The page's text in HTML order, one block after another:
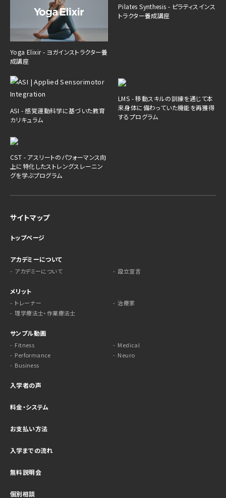
Yoga Elixir - ヨガインストラクター養
成講座
Pilates Synthesis - ピラティスインス
トラクター養成講座
ASI - 感覚運動科学に基づいた教育
カリキュラム
LMS - 移動スキルの訓練を通じて本
来身体に備わっていた機能を再獲得
するプログラム
CST - アスリートのパフォーマンス向
上に特化したストレングスレーニン
グを学ぶプログラム
サイトマップ
トップページ
アカデミーについて
アカデミーについて 設立宣言
メリット
トレーナー
治療家
理学療法士・作業療法士
サンプル動画
Fitness
Medical
Performance
Neuro
Business
入学者の声
料金・システム
お支払い方法
入学までの流れ
無料説明会
個別相談